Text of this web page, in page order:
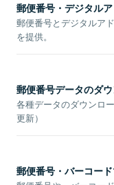
郵便番号・デジタル
郵便番号とデジタルア
を提供。
郵便番号データのダ
各種データのダウンロ
更新）
郵便番号・バーコー